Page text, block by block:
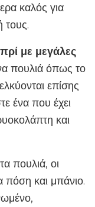
καλός για
τους.
με μεγάλες
πουλιά όπως το
επίσης
ένα που έχει
και
πουλιά, οι
πόση και μπάνιο.